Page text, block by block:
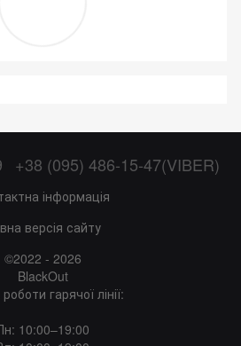
+38 (095) 486-15-47(VIBER)
інформація
версія сайту
©2022 - 2026
BlackOut
гарячої лінії:
10:00–19:00